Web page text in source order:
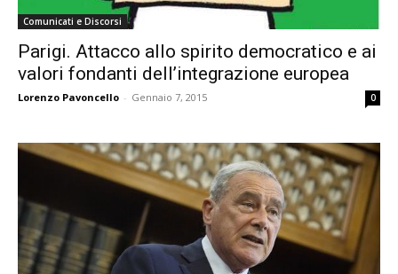
Comunicati e Discorsi
Parigi. Attacco allo spirito democratico e ai
valori fondanti dell’integrazione europea
Lorenzo Pavoncello - Gennaio 7, 2015 0